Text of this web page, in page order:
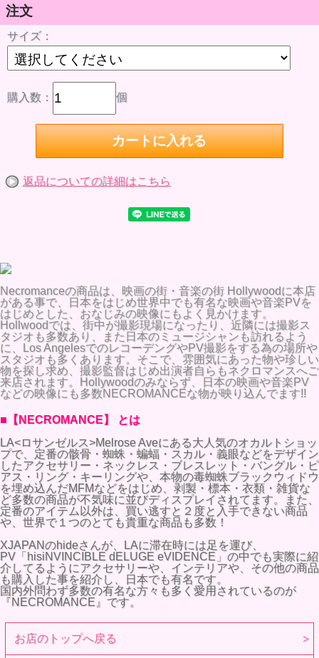
注文
サイズ：
購入数： 個
返品についての詳細はこちら
Necromanceの商品は、映画の街・音楽の街 Hollywoodに本店
がある事で、日本をはじめ世界中でも有名な映画や音楽PVを
はじめとした、おなじみの映像にもよく見かけます。
Hollwoodでは、街中が撮影現場になったり、近隣には撮影ス
タジオも多数あり、また日本のミュージシャンも訪れるよう
に、Los AngelesでのレコーデングやPV撮影をする為の場所や
スタジオも多くあります。そこで、雰囲気にあった物や珍しい
物を探し求め、撮影監督はじめ出演者自らもネクロマンスへご
来店されます。Hollywoodのみならず、日本の映画や音楽PV
などの映像にも多数NECROMANCEな物が映り込んでます!!
■【NECROMANCE】 とは
LA<ロサンゼルス>Melrose Aveにある大人気のオカルトショッ
プで、定番の骸骨・蜘蛛・蝙蝠・スカル・義眼などをデザイン
したアクセサリー・ネックレス・ブレスレット・バングル・ピ
アス・リング・キーリングや、本物の毒蜘蛛ブラックウィドウ
を埋め込んだMFMなどをはじめ、剥製・標本・衣類・雑貨な
ど多数の商品が不気味に並びディスプレイされてます。また、
定番のアイテム以外は、買い逃すと２度と入手できない商品
や、世界で１つのとても貴重な商品も多数！
XJAPANのhideさんが、LAに滞在時には足を運び、
PV「hisiNVINCIBLE dELUGE eVIDENCE」の中でも実際に紹
介してるようにアクセサリーや、インテリアや、その他の商品
も購入した事を紹介し、日本でも有名です。
国内外問わず多数の有名な方々も多く愛用されているのが
『NECROMANCE』です。
お店のトップへ戻る